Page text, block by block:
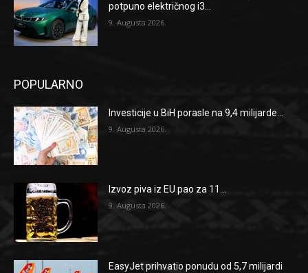
potpuno električnog i3...
9. Augusta 2026.
POPULARNO
Investicije u BiH porasle na 9,4 milijarde...
9. Augusta 2026.
Izvoz piva iz EU pao za 11...
9. Augusta 2026.
EasyJet prihvatio ponudu od 5,7 milijardi